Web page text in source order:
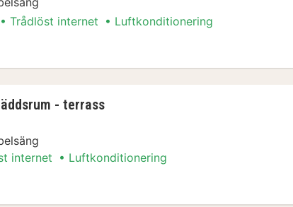
Trådlöst internet Luftkonditionering
- terrass
internet Luftkonditionering